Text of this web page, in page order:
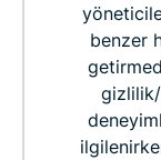
benzer